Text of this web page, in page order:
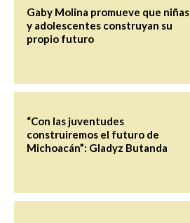
Gaby Molina promueve que niñas
y adolescentes construyan su
propio futuro
“Con las juventudes
construiremos el futuro de
Michoacán”: Gladyz Butanda